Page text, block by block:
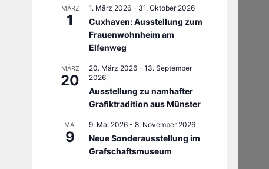
MÄRZ
1
1. März 2026 - 31. Oktober 2026
Cuxhaven: Ausstellung zum
Frauenwohnheim am
Elfenweg
MÄRZ
20
20. März 2026 - 13. September
2026
Ausstellung zu namhafter
Grafiktradition aus Münster
MAI
9
9. Mai 2026 - 8. November 2026
Neue Sonderausstellung im
Grafschaftsmuseum